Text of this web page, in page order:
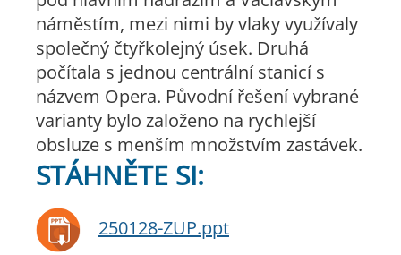
náměstím, mezi nimi by vlaky využívaly
společný čtyřkolejný úsek. Druhá
počítala s jednou centrální stanicí s
názvem Opera. Původní řešení vybrané
varianty bylo založeno na rychlejší
obsluze s menším množstvím zastávek.
STÁHNĚTE SI:
250128-ZUP.ppt